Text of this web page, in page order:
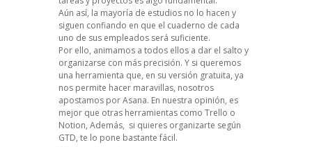
Aún así, la mayoría de estudios no lo hacen y
siguen confiando en que el cuaderno de cada
uno de sus empleados será suficiente.
Por ello, animamos a todos ellos a dar el salto y
organizarse con más precisión. Y si queremos
una herramienta que, en su versión gratuita, ya
nos permite hacer maravillas, nosotros
apostamos por Asana. En nuestra opinión, es
mejor que otras herramientas como Trello o
Notion, Además, si quieres organizarte según
GTD, te lo pone bastante fácil.